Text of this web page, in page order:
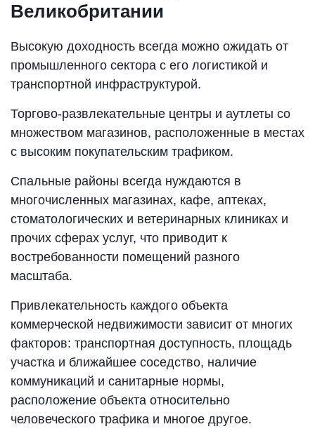
Великобритании
Высокую доходность всегда можно ожидать от
промышленного сектора с его логистикой и
транспортной инфраструктурой.
Торгово-развлекательные центры и аутлеты со
множеством магазинов, расположенные в местах
с высоким покупательским трафиком.
Спальные районы всегда нуждаются в
многочисленных магазинах, кафе, аптеках,
стоматологических и ветеринарных клиниках и
прочих сферах услуг, что приводит к
востребованности помещений разного
масштаба.
Привлекательность каждого объекта
коммерческой недвижимости зависит от многих
факторов: транспортная доступность, площадь
участка и ближайшее соседство, наличие
коммуникаций и санитарные нормы,
расположение объекта относительно
человеческого трафика и многое другое.